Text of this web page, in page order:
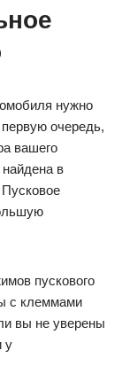
нужно
очередь,
вашего
в
пускового
с клеммами
вы не уверены
у